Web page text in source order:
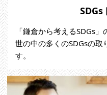
SDGs
「鎌倉から考えるSDGs
世の中の多くのSDGsの取
す。